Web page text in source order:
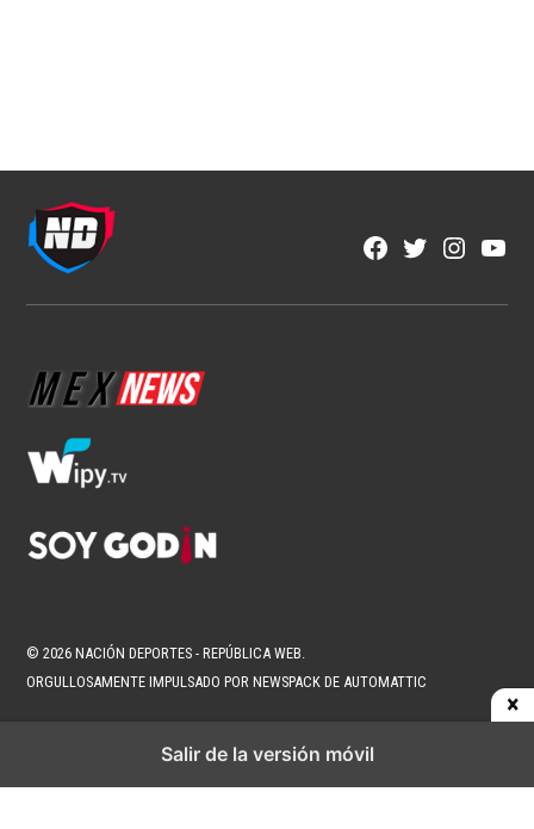
Facebook
Twitter
© 2026 NACIÓN DEPORTES - REPÚBLICA WEB.
ORGULLOSAMENTE IMPULSADO POR NEWSPACK DE AUTOMATTIC
Salir de la versión móvil